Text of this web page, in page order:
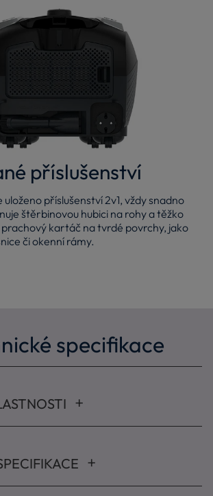
příslušenství
příslušenství 2v1, vždy snadno
štěrbinovou hubici na rohy a těžko
kartáč na tvrdé povrchy, jako
či okenní rámy.
specifikace